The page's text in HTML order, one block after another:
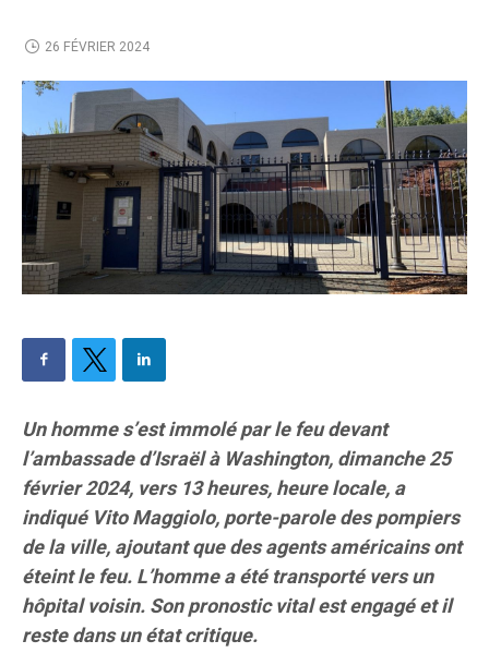
26 FÉVRIER 2024
Un homme s’est immolé par le feu devant
l’ambassade d’Israël à Washington, dimanche 25
février 2024, vers 13 heures, heure locale, a
indiqué Vito Maggiolo, porte-parole des pompiers
de la ville, ajoutant que des agents américains ont
éteint le feu. L’homme a été transporté vers un
hôpital voisin. Son pronostic vital est engagé et il
reste dans un état critique.